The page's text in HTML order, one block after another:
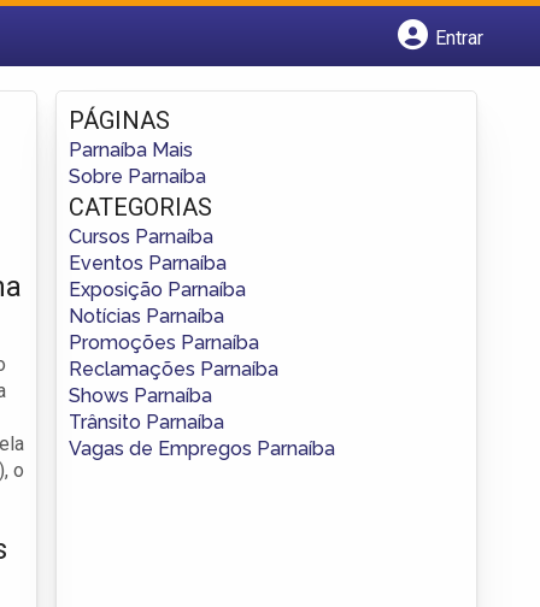
Entrar
Fazer login
Criar conta
o
PÁGINAS
Parnaíba Mais
Sobre Parnaíba
CATEGORIAS
Cursos Parnaíba
Eventos Parnaíba
Exposição Parnaíba
Notícias Parnaíba
Promoções Parnaíba
Reclamações Parnaíba
Shows Parnaíba
Trânsito Parnaíba
Vagas de Empregos Parnaíba